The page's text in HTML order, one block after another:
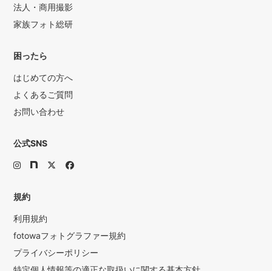
法人・商用撮影
家族フォト総研
困ったら
はじめての方へ
よくあるご質問
お問い合わせ
公式SNS
規約
利用規約
fotowaフォトグラファー規約
プライバシーポリシー